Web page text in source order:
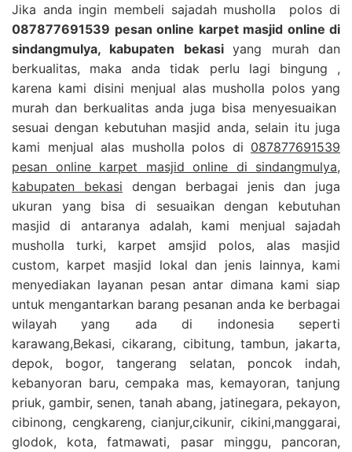
Jika anda ingin membeli sajadah musholla polos di
087877691539 pesan online karpet masjid online di
sindangmulya, kabupaten bekasiyang murah dan
berkualitas, maka anda tidak perlu lagi bingung ,
karena kami disini menjual alas musholla polos yang
murah dan berkualitas anda juga bisa menyesuaikan
sesuai dengan kebutuhan masjid anda, selain itu juga
kami menjual alas musholla polos di 087877691539
pesan online karpet masjid online di sindangmulya,
kabupaten bekasi dengan berbagai jenis dan juga
ukuran yang bisa di sesuaikan dengan kebutuhan
masjid di antaranya adalah, kami menjual sajadah
musholla turki, karpet amsjid polos, alas masjid
custom, karpet masjid lokal dan jenis lainnya, kami
menyediakan layanan pesan antar dimana kami siap
untuk mengantarkan barang pesanan anda ke berbagai
wilayah yang ada di indonesia seperti
karawang,Bekasi, cikarang, cibitung, tambun, jakarta,
depok, bogor, tangerang selatan, poncok indah,
kebanyoran baru, cempaka mas, kemayoran, tanjung
priuk, gambir, senen, tanah abang, jatinegara, pekayon,
cibinong, cengkareng, cianjur,cikunir, cikini,manggarai,
glodok, kota, fatmawati, pasar minggu, pancoran,